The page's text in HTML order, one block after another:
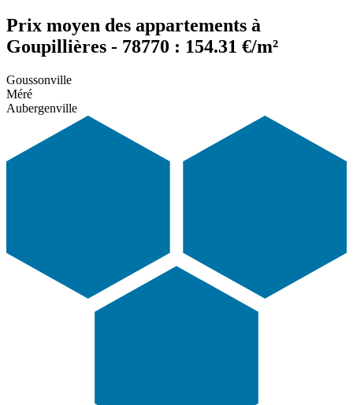
Prix moyen des appartements à
Goupillières - 78770 : 154.31 €/m²
Goussonville
Méré
Aubergenville